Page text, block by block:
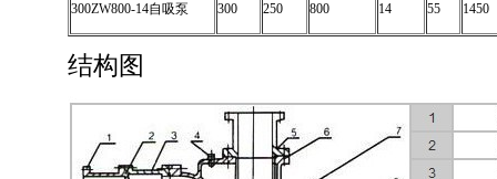
300ZW800-14自吸泵 300 250 800 14 55 1450
结构图